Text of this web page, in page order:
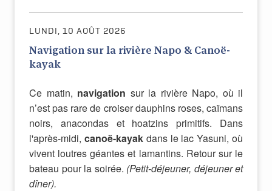
LUNDI, 10 AOÛT 2026
Navigation sur la rivière Napo & Canoë-
kayak
Ce matin, navigation sur la rivière Napo, où il
n’est pas rare de croiser dauphins roses, caïmans
noirs, anacondas et hoatzins primitifs. Dans
l'après-midi, canoë-kayakdans le lac Yasuni, où
vivent loutres géantes et lamantins. Retour sur le
bateau pour la soirée. (Petit-déjeuner, déjeuner et
dîner).